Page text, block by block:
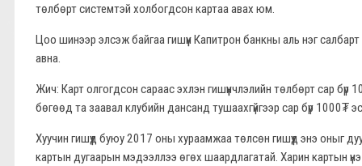
төлбөрт системтэй холбогдсон картаа авах юм.
Цоо шинээр элсэж байгаа гишүүн Капитрон банкны аль нэг
авна.
Жич: Карт олгогдсон сараас эхлэн гишүүнчлэлийн төлбөрт сар
бөгөөд та заавал клубийн дансанд тушаахгүйгээр сар бүр
Хуучин гишүүд буюу 2017 оны хураамжаа төлсөн гишүүд энэ оныг
картын дугаарын мэдээллээ өгөх шаардлагатай. Харин картын